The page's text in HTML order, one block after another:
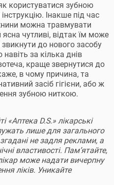
користуватися зубною
Інакше під час
можна травмувати
чутливі, відтак їм може
до нового засобу
за кілька днів
краще звернутися до
в чому причина, та
засіб гігієни, або ж
зубною ниткою.
«Аптека D.S.» лікарські
лише для загального
не задля реклами, а
властивості. Пам’ятайте,
може надати вичерпну
ліків. Уникайте